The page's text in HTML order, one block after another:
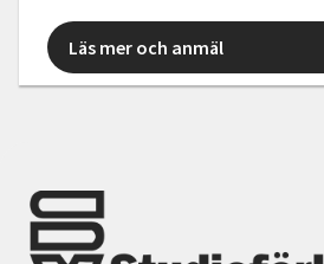
Läs mer och anmäl